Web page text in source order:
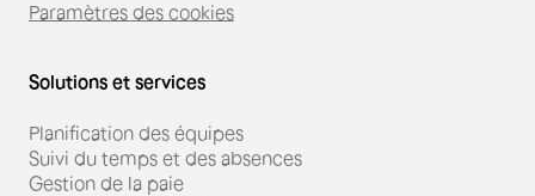
Paramètres des cookies
Solutions et services
Planification des équipes
Suivi du temps et des absences
Gestion de la paie